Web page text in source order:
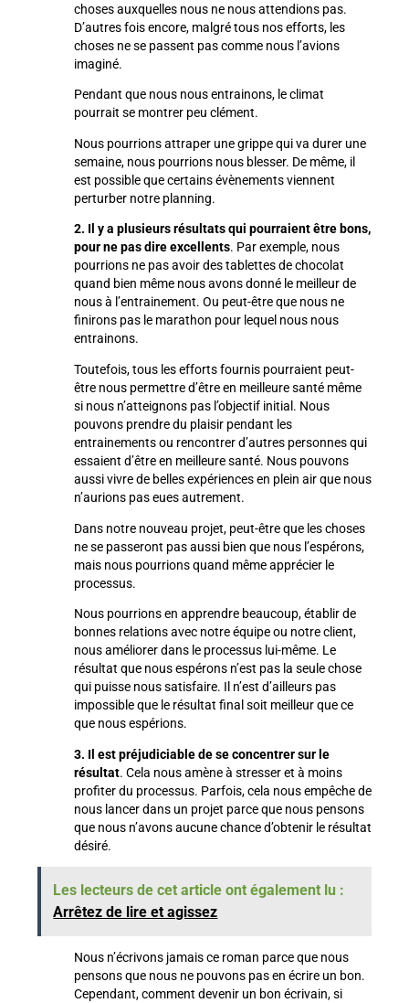
choses auxquelles nous ne nous attendions pas.
D’autres fois encore, malgré tous nos efforts, les
choses ne se passent pas comme nous l’avions
imaginé.
Pendant que nous nous entrainons, le climat
pourrait se montrer peu clément.
Nous pourrions attraper une grippe qui va durer une
semaine, nous pourrions nous blesser. De même, il
est possible que certains évènements viennent
perturber notre planning.
2. Il y a plusieurs résultats qui pourraient être bons,
pour ne pas dire excellents. Par exemple, nous
pourrions ne pas avoir des tablettes de chocolat
quand bien même nous avons donné le meilleur de
nous à l’entrainement. Ou peut-être que nous ne
finirons pas le marathon pour lequel nous nous
entrainons.
Toutefois, tous les efforts fournis pourraient peut-
être nous permettre d’être en meilleure santé même
si nous n’atteignons pas l’objectif initial. Nous
pouvons prendre du plaisir pendant les
entrainements ou rencontrer d’autres personnes qui
essaient d’être en meilleure santé. Nous pouvons
aussi vivre de belles expériences en plein air que nous
n’aurions pas eues autrement.
Dans notre nouveau projet, peut-être que les choses
ne se passeront pas aussi bien que nous l’espérons,
mais nous pourrions quand même apprécier le
processus.
Nous pourrions en apprendre beaucoup, établir de
bonnes relations avec notre équipe ou notre client,
nous améliorer dans le processus lui-même. Le
résultat que nous espérons n’est pas la seule chose
qui puisse nous satisfaire. Il n’est d’ailleurs pas
impossible que le résultat final soit meilleur que ce
que nous espérions.
3. Il est préjudiciable de se concentrer sur le
résultat. Cela nous amène à stresser et à moins
profiter du processus. Parfois, cela nous empêche de
nous lancer dans un projet parce que nous pensons
que nous n’avons aucune chance d’obtenir le résultat
désiré.
Les lecteurs de cet article ont également lu :
Arrêtez de lire et agissez
Nous n’écrivons jamais ce roman parce que nous
pensons que nous ne pouvons pas en écrire un bon.
Cependant, comment devenir un bon écrivain, si